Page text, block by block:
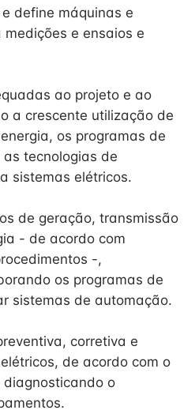
define máquinas e
e ensaios e
ao projeto e ao
a crescente utilização de
os programas de
tecnologias de
sistemas elétricos.
de geração, transmissão
- de acordo com
-,
os programas de
sistemas de automação.
corretiva e
de acordo com o
o